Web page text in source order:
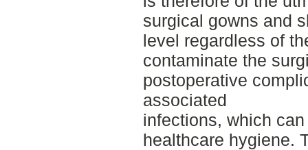
surgical gowns and
level regardless of
contaminate the
postoperative
associated
infections, which
healthcare hygiene.